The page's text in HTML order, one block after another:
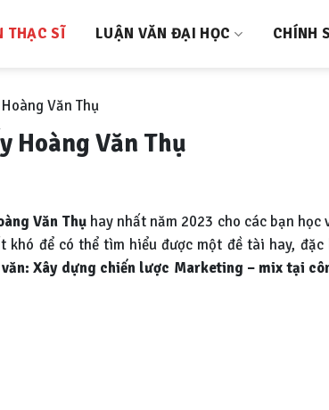
THẠC SĨ LUẬN VĂN ĐẠI HỌC CHÍNH
Văn Thụ
Hoàng Văn Thụ
Văn Thụ hay nhất năm 2023 cho các bạn
để có thể tìm hiểu được một đề tài hay,
văn:Xây dựng chiến lược Marketing – mix tại